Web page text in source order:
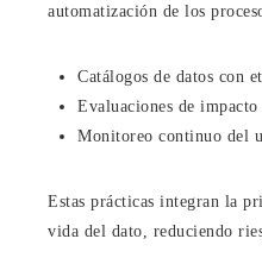
automatización de los
Catálogos de datos con
Evaluaciones de impacto
Monitoreo continuo del
Estas prácticas integran la
vida del dato, reduciendo